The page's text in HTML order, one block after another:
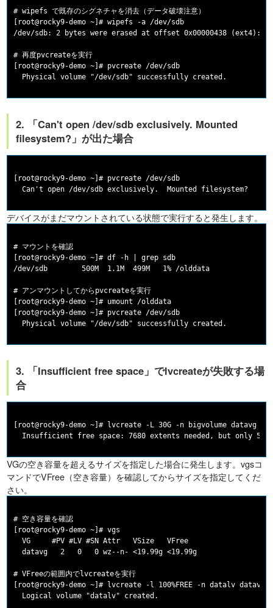
# wipefs で既存のシグネチャを消去（データ破壊注意）
[root@rocky9-demo ~]# wipefs -a /dev/sdb
/dev/sdb: 2 bytes were erased at offset 0x00000438 (ext4):
# 再度pvcreateを実行
[root@rocky9-demo ~]# pvcreate /dev/sdb
2. 「Can't open /dev/sdb exclusively. Mounted
filesystem?」が出た場合
[root@rocky9-demo ~]# pvcreate /dev/sdb
デバイスがまだマウントされている状態で実行すると発生します。
# マウントを確認
[root@rocky9-demo ~]# df -h | grep sdb
/dev/sdb        500M  1.1M  499M   1% /olddata
# アンマウントしてからpvcreateを実行
[root@rocky9-demo ~]# umount /olddata
[root@rocky9-demo ~]# pvcreate /dev/sdb
3. 「Insufficient free space」でlvcreateが失敗する場
合
[root@rocky9-demo ~]# lvcreate -L 30G -n bigvolume datavg
VGの空き容量を超えるサイズを指定した場合に発生します。vgsコ
マンドでVFree（空き容量）を確認してからサイズを指定してくだ
さい。
# 空き容量を確認
[root@rocky9-demo ~]# vgs
  VG     #PV #LV #SN Attr   VSize   VFree
  datavg   2   0   0 wz--n- <19.99g <19.99g
# VFreeの範囲内でlvcreateを実行
[root@rocky9-demo ~]# lvcreate -l 100%FREE -n datalv datavg